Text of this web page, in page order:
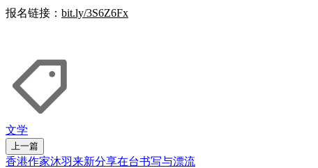
报名链接： bit.ly/3S6Z6Fx
文学
上一篇
香港作家沐羽来新分享在台书写与漂流